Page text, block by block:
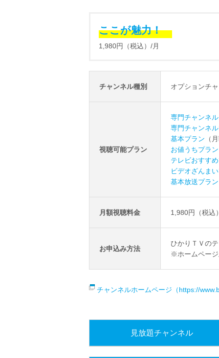
ここが魅力！
1,980円（税込）/月
チャンネル種別 オプションチ
視聴可能プラン
専門チャンネ
専門チャンネ
基本プラン （
お値うちプラン
テレビおすす
ビデオざんま
基本放送プラン
月額視聴料金 1,980円（税込
お申込み方法
ひかりＴＶの
※ホームページ
チャンネルホームページ（https://
見放題チャンネル